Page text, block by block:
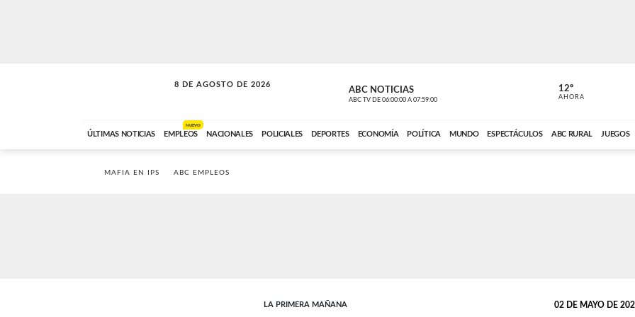
8 DE AGOSTO DE 2026
SOLO MÚSICA ABC NOTICIAS
ABC TV DE 06:00:00 A 07:59:00 ABC CARDINAL
12º
AHORA
ÚLTIMAS NOTICIAS EMPLEOS
NUEVO
NACIONALES POLICIALES DEPORTES ECONOMÍA POLÍTICA MUNDO ESPECTÁCULOS ABC RURAL JUEGOS
MAFIA EN IPS ABC EMPLEOS
LA PRIMERA MAÑANA 02 DE MAYO DE